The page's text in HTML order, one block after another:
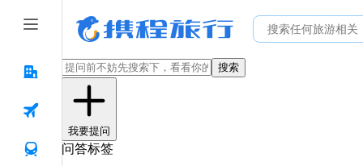
搜索
我要提问
问答标签